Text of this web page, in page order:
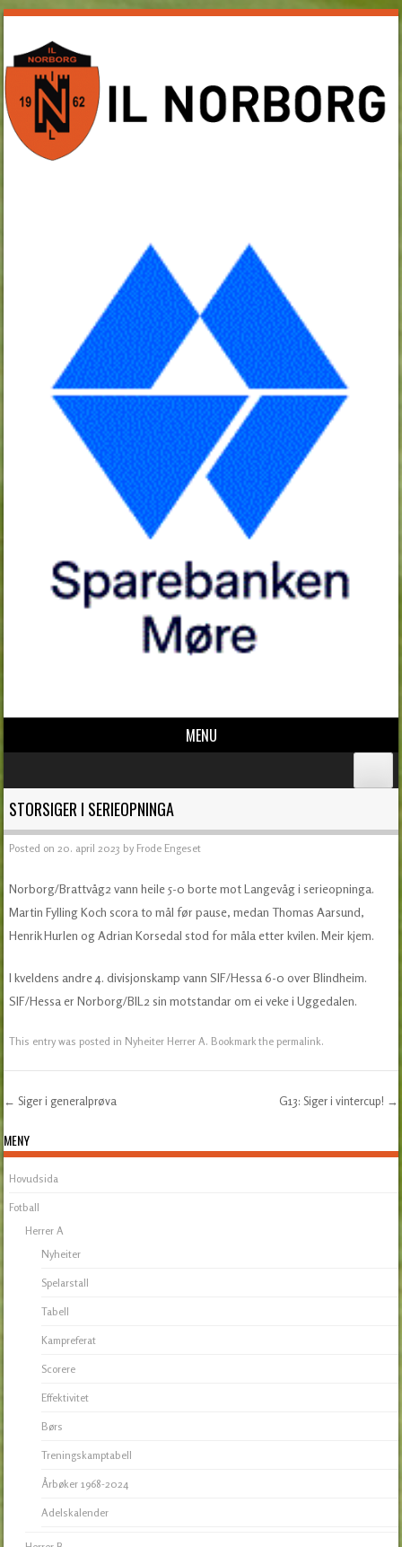
MENU
STORSIGER I SERIEOPNINGA
Posted on 20. april 2023 by Frode Engeset
Norborg/Brattvåg2 vann heile 5-0 borte mot Langevåg i serieopninga.
Martin Fylling Koch scora to mål før pause, medan Thomas Aarsund,
Henrik Hurlen og Adrian Korsedal stod for måla etter kvilen. Meir kjem.
I kveldens andre 4. divisjonskamp vann SIF/Hessa 6-0 over Blindheim.
SIF/Hessa er Norborg/BIL2 sin motstandar om ei veke i Uggedalen.
This entry was posted in Nyheiter Herrer A. Bookmark thepermalink.
Post navigation
← Siger i generalprøva G13: Siger i vintercup! →
MENY
Hovudsida
Fotball
Herrer A
Nyheiter
Spelarstall
Tabell
Kampreferat
Scorere
Effektivitet
Børs
Treningskamptabell
Årbøker 1968-2024
Adelskalender